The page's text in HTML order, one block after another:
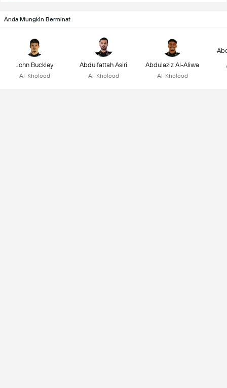
Anda Mungkin Berminat
John Buckley
Al-Kholood
Abdulfattah Asiri
Al-Kholood
Abdulaziz Al-Aliwa
Al-Kholood